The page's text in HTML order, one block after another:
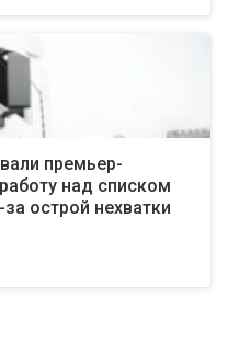
премьер-
над списком
острой нехватки